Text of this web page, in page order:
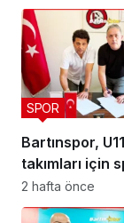
Bartınspor,
takımları için
buldu
SPOR
2 hafta önce